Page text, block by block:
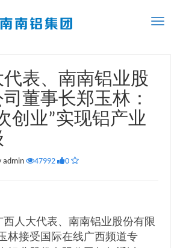
Toggle
表、南南铝业股
董事长郑玉林：
创业”实现铝产业
admin 47992 0
西人大代表、南南铝业股份有限
林接受国际在线广西频道专